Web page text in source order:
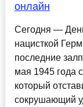
онлайн
Сегодня —
нацисткой
последние
мая 1945 года
который
сокрушающий